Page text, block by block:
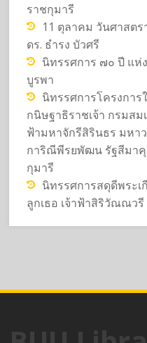
ราชกุมารี
11 ตุลาคม วันศาสตร
ดร. ธำรง บัวศรี
นิทรรศการ ๗๐ ปี แห่
บูรพา
นิทรรศการโครงการ
กนิษฐาธิราชเจ้า กรมสม
ฟ้ามหาจักรีสิรินธร มหา
การิณีพีรยพัฒน รัฐสีมา
กุมารี
นิทรรศการสดุดีพระเ
ลูกเธอ เจ้าฟ้าสิริวัณณว